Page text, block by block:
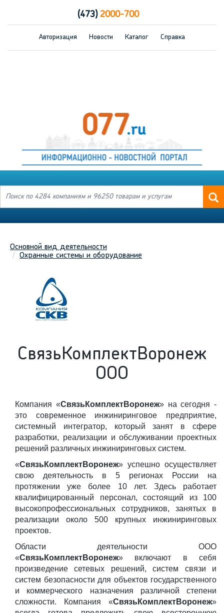
(473)2000-700
Авторизация Новости Каталог Справка
Основной вид деятельности
Охранные системы и оборудование
СвязьКомплектВоронеж
ООО
Компания «СвязьКомплектВоронеж» на сегодня -
это современное инжиниринговое предприятие,
системный интегратор, который занят в сфере
разработки, реализации и обслуживании проектных
решений различных инжиниринговых систем.
«СвязьКомплектВоронеж» успешно осуществляет
свою деятельность в 5 регионах России на
протяжении уже более 10 лет. Здесь работает
квалифицированный персонал, состоящий из 100
высокопрофессиональных сотрудников, занятых в
реализации около 500 крупных инжиниринговых
проектов.
Области деятельности ООО
«СвязьКомплектВоронеж» включают в себя
произведение сетевых решений, систем связи и
систем безопасности для объектов государственного
и коммерческого назначения различной степени
сложности. Компания «СвязьКомплектВоронеж»